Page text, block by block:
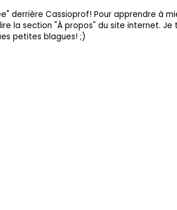
derrière Cassioprof! Pour apprendre à
la section "À propos" du site internet. Je
petites blagues! ;)